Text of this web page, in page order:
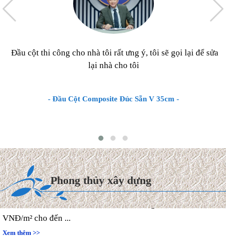
Đầu cột thi công cho nhà tôi rất ưng ý, tôi sẽ gọi lại để sửa
lại nhà cho tôi
- Đầu Cột Composite Đúc Sẵn V 35cm -
Phong thủy xây dựng
Chi phí xây dựng & Hoàn
thiện Biệt thự mái Thái 2027
Hiện nay, chi phí thi công hoàn
thiện trọn gói biệt thự mái
Thái dao động từ 8.000.000
VNĐ/m² cho đến ...
Xem thêm >>